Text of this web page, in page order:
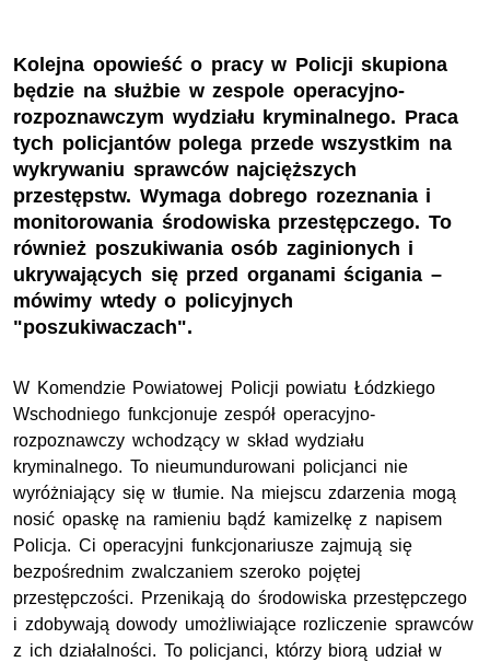
Kolejna opowieść o pracy w Policji skupiona
będzie na służbie w zespole operacyjno-
rozpoznawczym wydziału kryminalnego. Praca
tych policjantów polega przede wszystkim na
wykrywaniu sprawców najcięższych
przestępstw. Wymaga dobrego rozeznania i
monitorowania środowiska przestępczego. To
również poszukiwania osób zaginionych i
ukrywających się przed organami ścigania –
mówimy wtedy o policyjnych
"poszukiwaczach".
W Komendzie Powiatowej Policji powiatu Łódzkiego
Wschodniego funkcjonuje zespół operacyjno-
rozpoznawczy wchodzący w skład wydziału
kryminalnego. To nieumundurowani policjanci nie
wyróżniający się w tłumie. Na miejscu zdarzenia mogą
nosić opaskę na ramieniu bądź kamizelkę z napisem
Policja. Ci operacyjni funkcjonariusze zajmują się
bezpośrednim zwalczaniem szeroko pojętej
przestępczości. Przenikają do środowiska przestępczego
i zdobywają dowody umożliwiające rozliczenie sprawców
z ich działalności. To policjanci, którzy biorą udział w